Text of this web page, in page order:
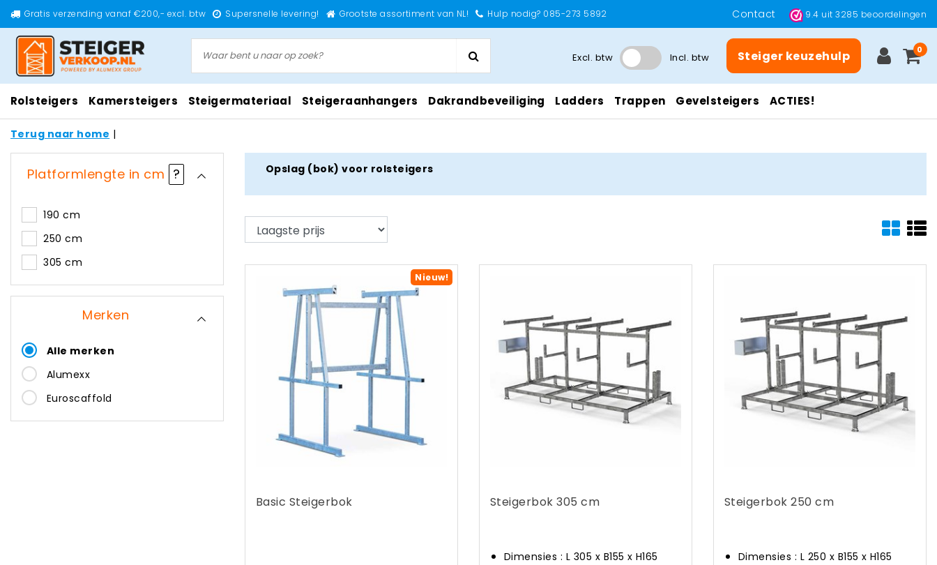
Gratis verzending vanaf €200,- excl. btw Supersnelle levering! Grootste assortiment van NL! Hulp nodig? 085-273 5892 Contact 9.4 uit3285 beoordelingen
Excl. btw Incl. btw Steiger keuzehulp 0
Rolsteigers Kamersteigers Steigermateriaal Steigeraanhangers Dakrandbeveiliging Ladders Trappen Gevelsteigers ACTIES!
Terug naar home |
Platformlengte in cm ?
190 cm
250 cm
305 cm
Merken
Alle merken
Alumexx
Euroscaffold
Opslag (bok) voor rolsteigers
Nieuw!
Basic Steigerbok Steigerbok 305 cm
Dimensies : L 305 x B155 x H165
Steigerbok 250 cm
Dimensies : L 250 x B155 x H165